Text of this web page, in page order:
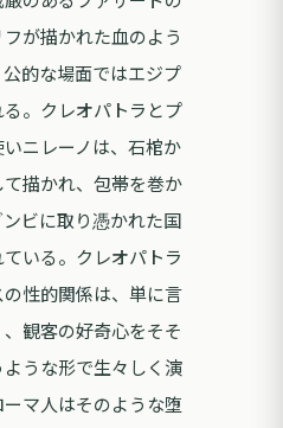
が描かれた血のよう
的な場面ではエジプ
る。クレオパトラとプ
いニレーノは、石棺か
描かれ、包帯を巻か
ビに取り憑かれた国
いる。クレオパトラ
性的関係は、単に言
観客の好奇心をそそ
うな形で生々しく演
マ人はそのような堕